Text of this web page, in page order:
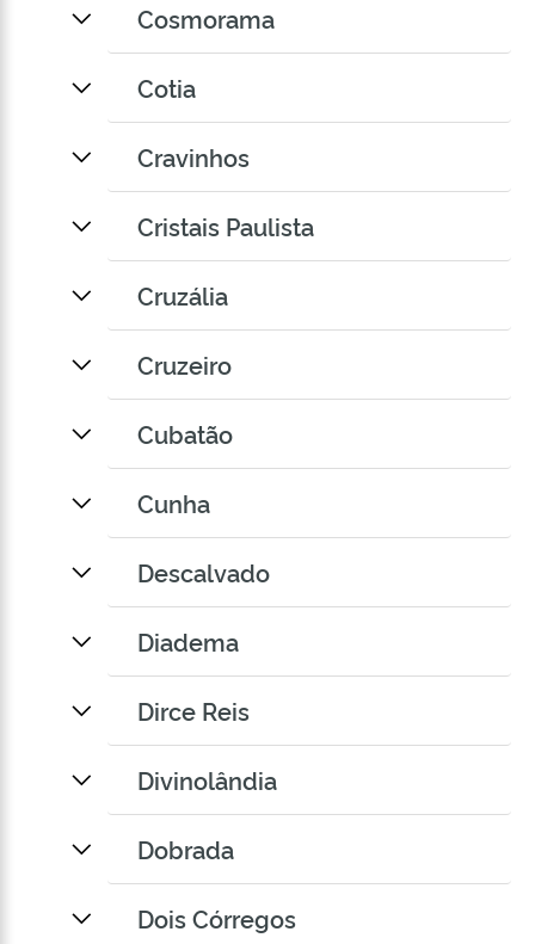
Cosmorama
Cotia
Cravinhos
Cristais Paulista
Cruzália
Cruzeiro
Cubatão
Cunha
Descalvado
Diadema
Dirce Reis
Divinolândia
Dobrada
Dois Córregos